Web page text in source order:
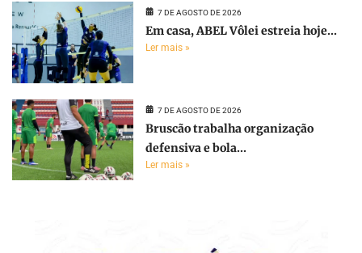
7 DE AGOSTO DE 2026
Em casa, ABEL Vôlei estreia hoje...
Ler mais »
7 DE AGOSTO DE 2026
Bruscão trabalha organização
defensiva e bola...
Ler mais »